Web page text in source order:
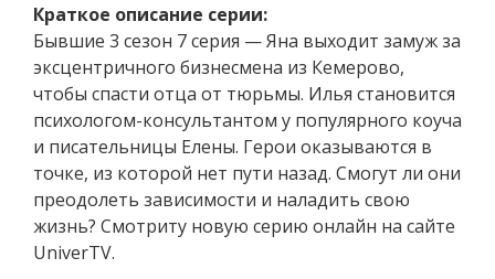
Краткое описание серии:
Бывшие 3 сезон 7 серия — Яна выходит замуж за
эксцентричного бизнесмена из Кемерово,
чтобы спасти отца от тюрьмы. Илья становится
психологом-консультантом у популярного коуча
и писательницы Елены. Герои оказываются в
точке, из которой нет пути назад. Смогут ли они
преодолеть зависимости и наладить свою
жизнь? Смотриту новую серию онлайн на сайте
UniverTV.